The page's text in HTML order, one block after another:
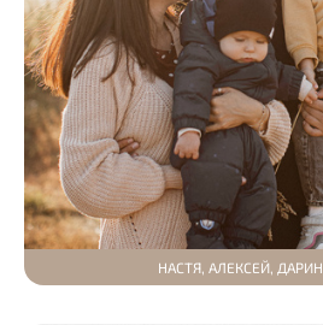
НАСТЯ, АЛЕКСЕЙ,